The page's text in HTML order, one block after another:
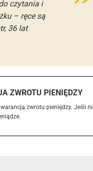
czytania i
– ręce są
36 lat
ZWROTU PIENIĘDZY
zwrotu pieniędzy. Jeśli